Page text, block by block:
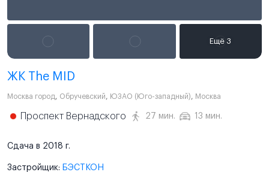
ЖК The MID
Москва город, Обручевский, ЮЗАО (Юго-западный), Москва
Проспект Вернадского 27 мин. 13 мин.
Сдача в 2018 г.
Застройщик: БЭСТКОН